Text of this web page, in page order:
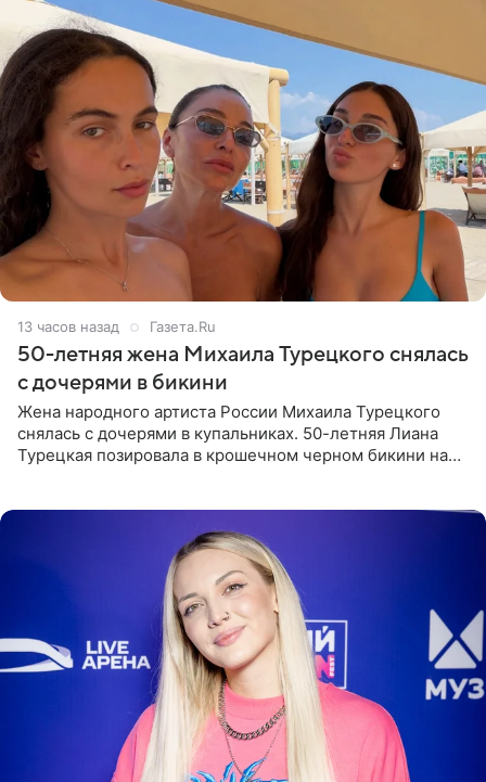
13 часов назад Газета.Ru
50-летняя жена Михаила Турецкого снялась
с дочерями в бикини
Жена народного артиста России Михаила Турецкого
снялась с дочерями в купальниках. 50-летняя Лиана
Турецкая позировала в крошечном черном бикини на